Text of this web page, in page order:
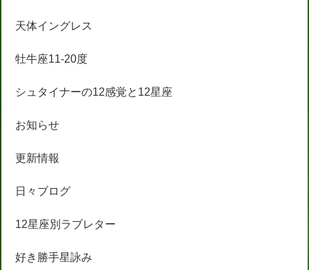
天体イングレス
牡牛座11-20度
シュタイナーの12感覚と12星座
お知らせ
更新情報
日々ブログ
12星座別ラブレター
好き勝手星詠み